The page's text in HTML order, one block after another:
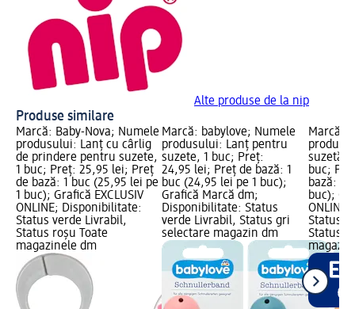
Alte produse de la nip
Produse similare
Marcă: Baby-Nova; Numele
produsului: Lanț cu cârlig
de prindere pentru suzete,
1 buc; Preț: 25,95 lei; Preț
de bază: 1 buc (25,95 lei pe
1 buc); Grafică EXCLUSIV
ONLINE; Disponibilitate:
Status verde Livrabil,
Status roșu Toate
magazinele dm
Marcă: babylove; Numele
produsului: Lanț pentru
suzete, 1 buc; Preț:
24,95 lei; Preț de bază: 1
buc (24,95 lei pe 1 buc);
Grafică Marcă dm;
Disponibilitate: Status
verde Livrabil, Status gri
selectare magazin dm
Marcă:
suzetă,
buc;
bază: 1
buc);
Status
Status